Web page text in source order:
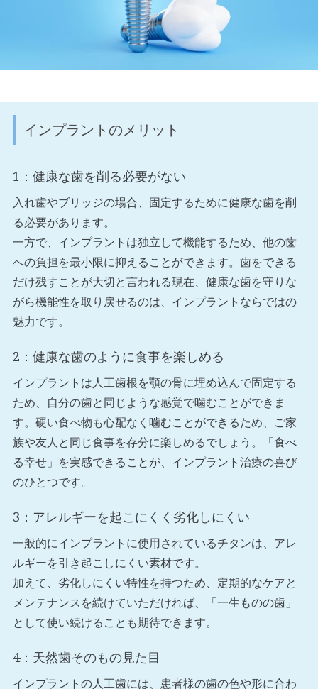
インプラントのメリット
1：健康な歯を削る必要がない
入れ歯やブリッジの場合、固定するために健康な歯を削
る必要があります。
一方で、インプラントは独立して機能するため、他の歯
への負担を最小限に抑えることができます。歯をできる
だけ残すことが大切と言われる現在、健康な歯を守りな
がら機能性を取り戻せるのは、インプラントならではの
魅力です。
2：健康な歯のように食事を楽しめる
インプラントは人工歯根を顎の骨に埋め込んで固定する
ため、自分の歯と同じような感覚で噛むことができま
す。硬い食べ物も心配なく噛むことができるため、ご家
族や友人と同じ食事を存分に楽しめるでしょう。「食べ
る幸せ」を実感できることが、インプラント治療の喜び
のひとつです。
3：アレルギーを起こにくく劣化しにくい
一般的にインプラントに使用されているチタンは、アレ
ルギーを引き起こしにくい素材です。
加えて、劣化しにくい特性を持つため、定期的なケアと
メンテナンスを続けていただければ、「一生ものの歯」
として使い続けることも期待できます。
4：天然歯そのもの見た目
インプラントの人工歯には、患者様の歯の色や形に合わ